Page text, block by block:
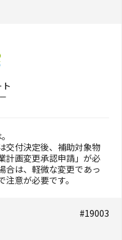
交付決定後、補助対象物
計画変更承認申請」が必
合は、軽微な変更であっ
意が必要です。
#19003